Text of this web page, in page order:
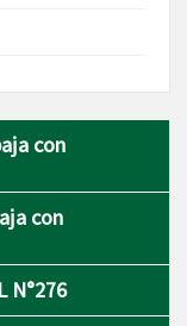
con
con
N°276